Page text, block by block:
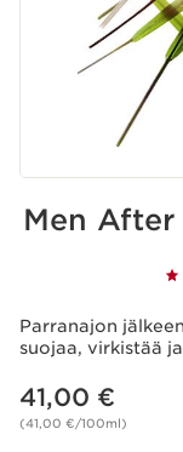
Men After
Parranajon
suojaa, virkistää
Nykyinen hinta 41,00 €
41,00 €
(41,00 €/100ml)